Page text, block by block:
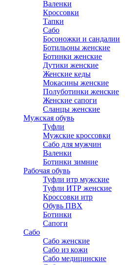
Валенки
Кроссовки
Тапки
Сабо
Босоножки и сандалии
Ботильоны женские
Ботинки женские
Дутики женские
Женские кеды
Мокасины женские
Полуботинки женские
Женские сапоги
Сланцы женские
Мужская обувь
Туфли
Мужские кроссовки
Сабо для мужчин
Валенки
Ботинки зимние
Рабочая обувь
Туфли итр мужские
Туфли ИТР женские
Кроссовки итр
Обувь ПВХ
Ботинки
Сапоги
Сабо
Сабо женские
Сабо из кожи
Сабо медицинские